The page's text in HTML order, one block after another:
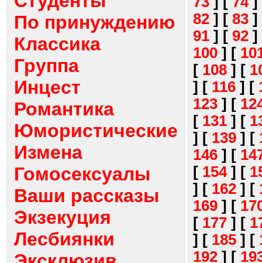
По принуждению
Классика
Группа
Инцест
Романтика
Юмористические
Измена
Гомосексуалы
Ваши рассказы
Экзекуция
Лесбиянки
82 ] [ 83 ]
91 ] [ 92 ]
100 ] [
[ 108 ] [
] [ 116 ] [
123 ] [
[ 131 ] [
] [ 139 ] [
146 ] [
[ 154] [
] [ 162 ] [
169 ] [
[ 177 ] [
] [ 185 ] [
192 ] [